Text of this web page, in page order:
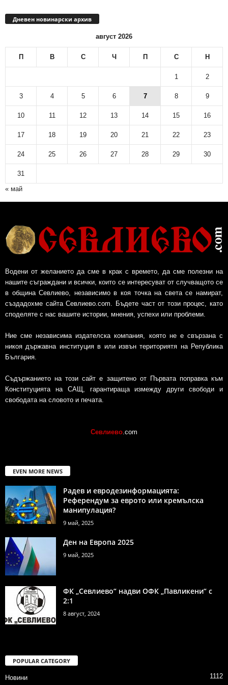
Дневен новинарски архив
август 2026
П В С Ч П С Н
1 2
3 4 5 6 7 8 9
10 11 12 13 14 15 16
17 18 19 20 21 22 23
24 25 26 27 28 29 30
31
« май
Водени от желанието да сме в крак с времето, да сме полезни на
нашите съграждани и всички, които се интересуват от случващото се
в община Севлиево, независимо в коя точка на света се намират,
създадохме сайта Севлиево.com. Бъдете част от този процес, като
споделяте с нас вашите истории, мнения, успехи или проблеми.
Ние сме независима издателска компания, която не е свързана с
никоя държавна институция в или извън териториятя на Република
България.
Съдържанието на този сайт е защитено от Първата поправка към
Конституцията на САЩ, гарантираща измежду други свободи и
свободата на словото и печата.
Севлиево .com
EVEN MORE NEWS
Радев и евродезинформацията:
Референдум за еврото или кремълска
манипулация?
9 май, 2025
Ден на Европа 2025
9 май, 2025
ФК „Севлиево“ надви ОФК „Павликени“ с
2:1
8 август, 2024
POPULAR CATEGORY
Новини 1112